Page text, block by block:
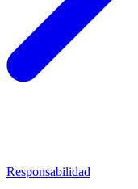
Responsabilidad